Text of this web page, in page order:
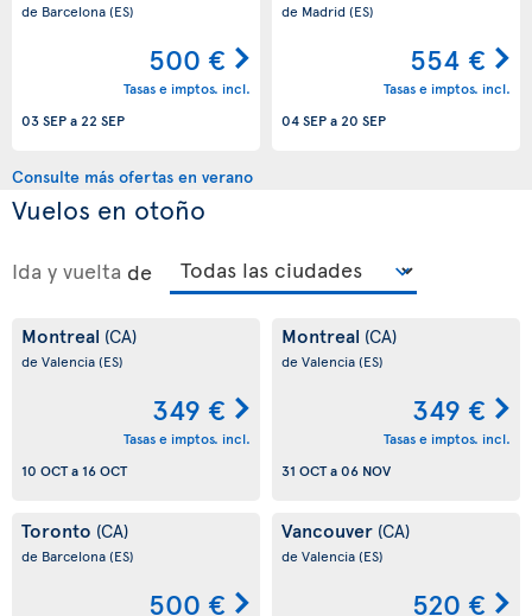
de Barcelona(ES)
500 €
Tasas e imptos. incl.
03 SEPa22 SEP
de Madrid(ES)
554 €
Tasas e imptos. incl.
04 SEPa20 SEP
Consulte más ofertas en verano
Vuelos en otoño
Ida y vuelta de
Montreal (CA)
de Valencia(ES)
349 €
Tasas e imptos. incl.
10 OCTa 16 OCT
Montreal (CA)
de Valencia(ES)
349 €
Tasas e imptos. incl.
31 OCTa06 NOV
Toronto (CA)
de Barcelona(ES)
500 €
Vancouver (CA)
de Valencia(ES)
520 €